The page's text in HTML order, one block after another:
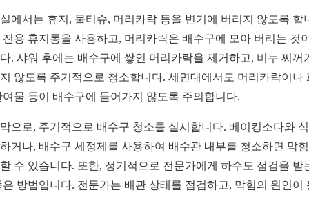
에서는 휴지, 물티슈, 머리카락 등을 변기에 버리지 않도록 합
전용 휴지통을 사용하고, 머리카락은 배수구에 모아 버리는 것
. 샤워 후에는 배수구에 쌓인 머리카락을 제거하고, 비누 찌꺼
않도록 주기적으로 청소합니다. 세면대에서도 머리카락이나
여물 등이 배수구에 들어가지 않도록 주의합니다.
으로, 주기적으로 배수구 청소를 실시합니다. 베이킹소다와
거나, 배수구 세정제를 사용하여 배수관 내부를 청소하면 막
수 있습니다. 또한, 정기적으로 전문가에게 하수도 점검을 받
은 방법입니다. 전문가는 배관 상태를 점검하고, 막힘의 원인이